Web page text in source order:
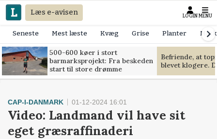
Læs e-avisen LOGIN MENU
Seneste Mest læste Kvæg Grise Planter
500-600 køer i stort
barmarksprojekt: Fra beskeden
start til store drømme
Befriende, at
blevet klogere.
CAP-I-DANMARK 01-12-2024 16:01
Video: Landmand vil have sit
eget græsraffinaderi